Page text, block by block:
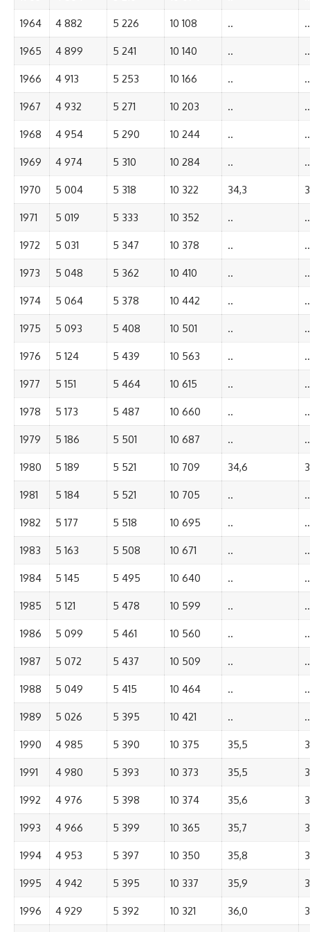
1964 4 882 5 226 10 108 .. ..
1965 4 899 5 241 10 140 .. ..
1966 4 913 5 253 10 166 .. ..
1967 4 932 5 271 10 203 .. ..
1968 4 954 5 290 10 244 .. ..
1969 4 974 5 310 10 284 .. ..
1970 5 004 5 318 10 322 34,3
1971 5 019 5 333 10 352 .. ..
1972 5 031 5 347 10 378 .. ..
1973 5 048 5 362 10 410 .. ..
1974 5 064 5 378 10 442 .. ..
1975 5 093 5 408 10 501 .. ..
1976 5 124 5 439 10 563 .. ..
1977 5 151 5 464 10 615 .. ..
1978 5 173 5 487 10 660 .. ..
1979 5 186 5 501 10 687 .. ..
1980 5 189 5 521 10 709 34,6
1981 5 184 5 521 10 705 .. ..
1982 5 177 5 518 10 695 .. ..
1983 5 163 5 508 10 671 .. ..
1984 5 145 5 495 10 640 .. ..
1985 5 121 5 478 10 599 .. ..
1986 5 099 5 461 10 560 .. ..
1987 5 072 5 437 10 509 .. ..
1988 5 049 5 415 10 464 .. ..
1989 5 026 5 395 10 421 .. ..
1990 4 985 5 390 10 375 35,5
1991 4 980 5 393 10 373 35,5
1992 4 976 5 398 10 374 35,6
1993 4 966 5 399 10 365 35,7
1994 4 953 5 397 10 350 35,8
1995 4 942 5 395 10 337 35,9
1996 4 929 5 392 10 321 36,0